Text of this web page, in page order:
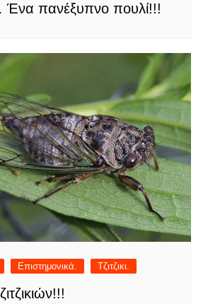
Ένα πανέξυπνο πουλί!!!
Επιστημονικά. Τζιτζικι.